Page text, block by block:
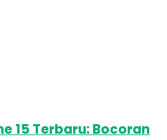
15 Terbaru: Bocoran